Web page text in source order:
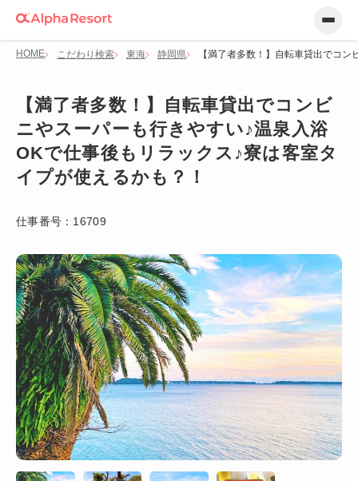
HOME こだわり検索 東海 静岡県 【満了者多数！】自転車貸出でコ
【満了者多数！】自転車貸出でコンビ
ニやスーパーも行きやすい♪温泉入浴
OKで仕事後もリラックス♪寮は客室タ
イプが使えるかも？！
仕事番号： 16709